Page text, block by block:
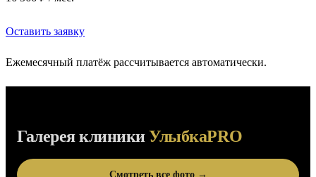
Оставить заявку
Ежемесячный платёж рассчитывается автоматически.
Галерея клиники УлыбкаPRO
Смотреть все фото →